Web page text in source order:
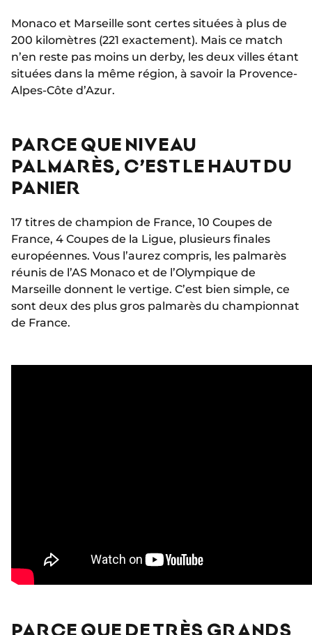
Monaco et Marseille sont certes situées à plus de
200 kilomètres (221 exactement). Mais ce match
n’en reste pas moins un derby, les deux villes étant
situées dans la même région, à savoir la Provence-
Alpes-Côte d’Azur.
PARCE QUE NIVEAU
PALMARÈS, C’EST LE HAUT DU
PANIER
17 titres de champion de France, 10 Coupes de
France, 4 Coupes de la Ligue, plusieurs finales
européennes. Vous l’aurez compris, les palmarès
réunis de l’AS Monaco et de l’Olympique de
Marseille donnent le vertige. C’est bien simple, ce
sont deux des plus gros palmarès du championnat
de France.
PARCE QUE DE TRÈS GRANDS